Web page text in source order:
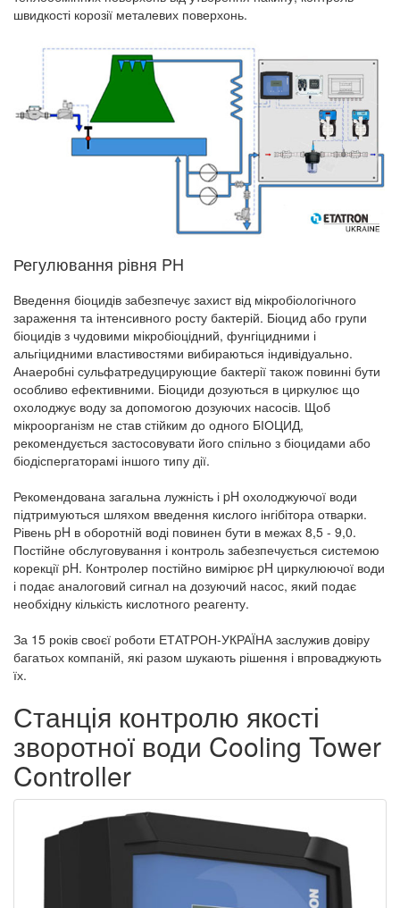
швидкості корозії металевих поверхонь.
Регулювання рівня PH
Введення біоцидів забезпечує захист від мікробіологічного
зараження та інтенсивного росту бактерій. Біоцид або групи
біоцидів з чудовими мікробіоцідний, фунгіцидними і
альгіцидними властивостями вибираються індивідуально.
Анаеробні сульфатредуцирующие бактерії також повинні бути
особливо ефективними. Біоциди дозуються в циркулює що
охолоджує воду за допомогою дозуючих насосів. Щоб
мікроорганізм не став стійким до одного БІОЦИД,
рекомендується застосовувати його спільно з біоцидами або
біодіспергаторамі іншого типу дії.
Рекомендована загальна лужність і pH охолоджуючої води
підтримуються шляхом введення кислого інгібітора отварки.
Рівень pH в оборотній воді повинен бути в межах 8,5 - 9,0.
Постійне обслуговування і контроль забезпечується системою
корекції pH. Контролер постійно вимірює pH циркулюючої води
і подає аналоговий сигнал на дозуючий насос, який подає
необхідну кількість кислотного реагенту.
За 15 років своєї роботи ЕТАТРОН-УКРАЇНА заслужив довіру
багатьох компаній, які разом шукають рішення і впроваджують
їх.
Станція контролю якості
зворотної води Cooling Tower
Controller